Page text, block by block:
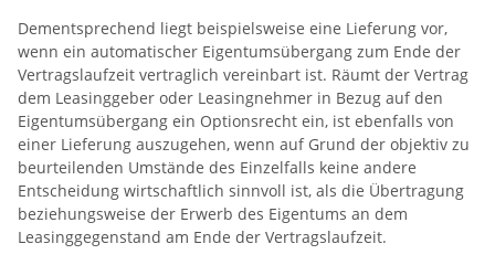
Dementsprechend liegt beispielsweise eine Lieferung vor,
wenn ein automatischer Eigentumsübergang zum Ende der
Vertragslaufzeit vertraglich vereinbart ist. Räumt der Vertrag
dem Leasinggeber oder Leasingnehmer in Bezug auf den
Eigentumsübergang ein Optionsrecht ein, ist ebenfalls von
einer Lieferung auszugehen, wenn auf Grund der objektiv zu
beurteilenden Umstände des Einzelfalls keine andere
Entscheidung wirtschaftlich sinnvoll ist, als die Übertragung
beziehungsweise der Erwerb des Eigentums an dem
Leasinggegenstand am Ende der Vertragslaufzeit.